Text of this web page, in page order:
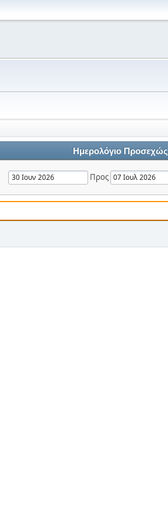
Ημερολόγιο Προσεχώς
Προς